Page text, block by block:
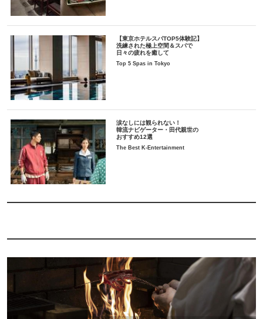
【東京ホテルスパTOP5体験記】
洗練された極上空間＆スパで
日々の疲れを癒して
Top 5 Spas in Tokyo
涙なしには観られない！
韓流ナビゲーター・田代親世の
おすすめ12選
The Best K-Entertainment